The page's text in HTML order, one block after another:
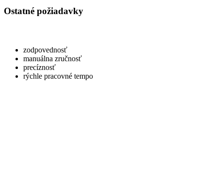
Ostatné požiadavky
zodpovednosť
manuálna zručnosť
precíznosť
rýchle pracovné tempo